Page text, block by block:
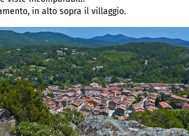
in alto sopra il villaggio.